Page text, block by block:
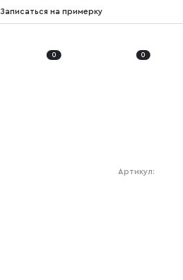
Записаться на примерку
0 0
Артикул: